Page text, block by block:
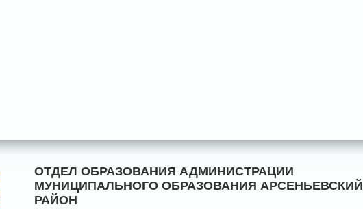
ОТДЕЛ ОБРАЗОВАНИЯ АДМИНИСТРАЦИИ
МУНИЦИПАЛЬНОГО ОБРАЗОВАНИЯ АРСЕНЬЕВСКИЙ
РАЙОН